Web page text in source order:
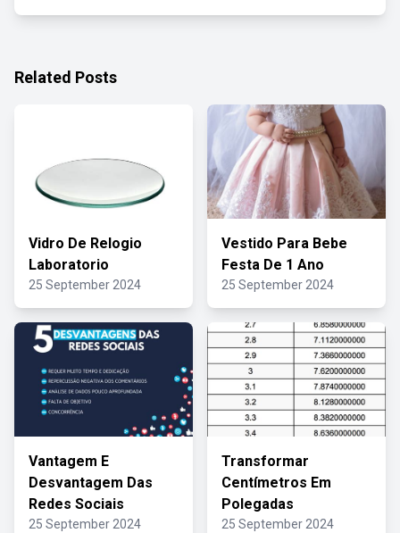
Related Posts
Vidro De Relogio
Laboratorio
25 September 2024
Vestido Para Bebe
Festa De 1 Ano
25 September 2024
Vantagem E
Desvantagem Das
Redes Sociais
25 September 2024
Transformar
Centímetros Em
Polegadas
25 September 2024